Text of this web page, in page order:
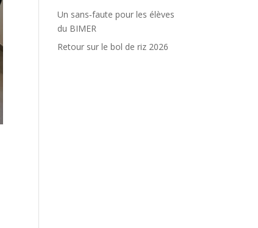
Un sans‑faute pour les élèves
du BIMER
Retour sur le bol de riz 2026